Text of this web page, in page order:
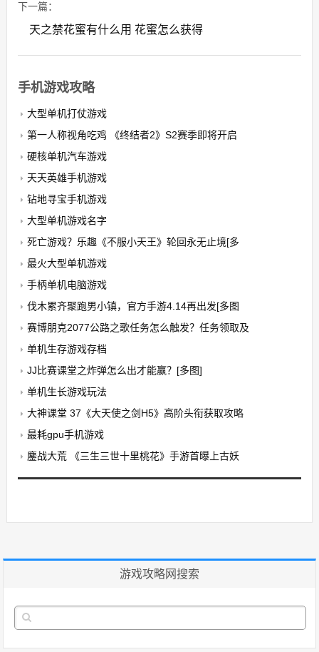
下一篇：
天之禁花蜜有什么用 花蜜怎么获得
手机游戏攻略
大型单机打仗游戏
第一人称视角吃鸡 《终结者2》S2赛季即将开启
硬核单机汽车游戏
天天英雄手机游戏
钻地寻宝手机游戏
大型单机游戏名字
死亡游戏？乐趣《不服小天王》轮回永无止境[多
最火大型单机游戏
手柄单机电脑游戏
伐木累齐聚跑男小镇，官方手游4.14再出发[多图
赛博朋克2077公路之歌任务怎么触发？任务领取及
单机生存游戏存档
JJ比赛课堂之炸弹怎么出才能赢？[多图]
单机生长游戏玩法
大神课堂 37《大天使之剑H5》高阶头衔获取攻略
最耗gpu手机游戏
鏖战大荒 《三生三世十里桃花》手游首曝上古妖
游戏攻略网搜索